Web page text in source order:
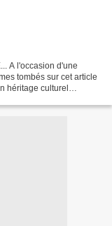
A l'occasion d'une
tombés sur cet article
héritage culturel